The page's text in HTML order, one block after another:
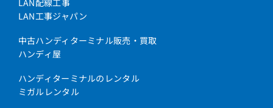
LAN配線工事
LAN工事ジャパン
中古ハンディターミナル販売・買取
ハンディ屋
ハンディターミナルのレンタル
ミガルレンタル